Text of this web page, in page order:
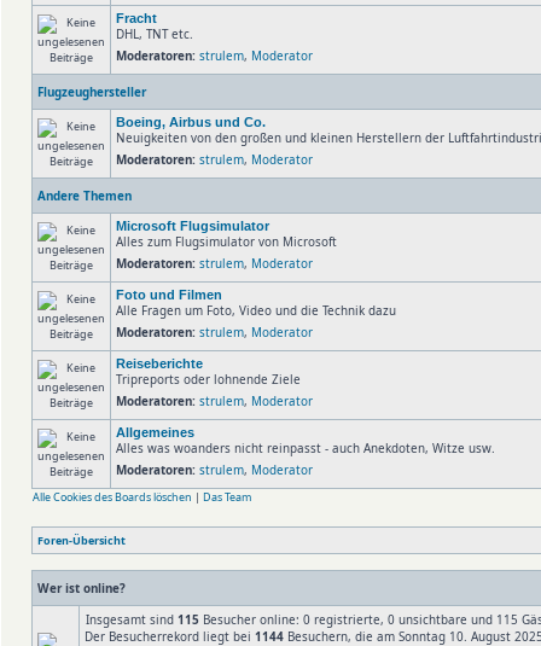
Fracht
DHL, TNT etc.
Moderatoren: strulem, Moderator
Flugzeughersteller
Boeing, Airbus und Co.
Neuigkeiten von den großen und kleinen Herstellern der
Moderatoren: strulem, Moderator
Andere Themen
Microsoft Flugsimulator
Alles zum Flugsimulator von Microsoft
Moderatoren: strulem, Moderator
Foto und Filmen
Alle Fragen um Foto, Video und die Technik dazu
Moderatoren: strulem, Moderator
Reiseberichte
Tripreports oder lohnende Ziele
Moderatoren: strulem, Moderator
Allgemeines
Alles was woanders nicht reinpasst - auch Anekdoten, Witze usw.
Moderatoren: strulem, Moderator
Alle Cookies des Boards löschen | Das Team
Foren-Übersicht
Wer ist online?
Insgesamt sind 115 Besucher online: 0 registrierte, 0 unsichtbare und 115
Der Besucherrekord liegt bei 1144 Besuchern, die am Sonntag 10. August